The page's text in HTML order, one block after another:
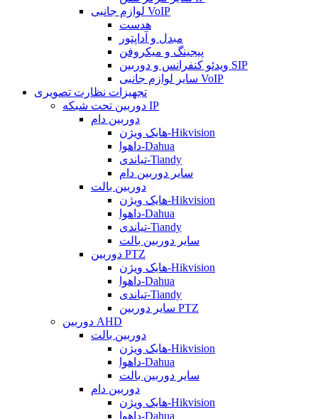
لوازم جانبی VoIP
هدست
مبدل و آداپتور
پیجینگ و میکروفن
ویدئو کنفرانس و دوربین SIP
سایر لوازم جانبی VoIP
تجهیزات نظارت تصویری
دوربین تحت شبکه IP
دوربین دام
هایک ویژن-Hikvision
داهوا-Dahua
تیاندی-Tiandy
سایر دوربین دام
دوربین بالت
هایک ویژن-Hikvision
داهوا-Dahua
تیاندی-Tiandy
سایر دوربین بالت
دوربین PTZ
هایک ویژن-Hikvision
داهوا-Dahua
تیاندی-Tiandy
سایر دوربین PTZ
دوربین AHD
دوربین بالت
هایک ویژن-Hikvision
داهوا-Dahua
سایر دوربین بالت
دوربین دام
هایک ویژن-Hikvision
داهوا-Dahua